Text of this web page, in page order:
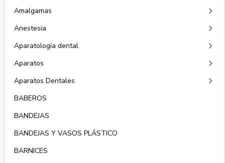
Amalgamas keyboard_arrow_right
Anestesia keyboard_arrow_right
Aparatología dental keyboard_arrow_right
Aparatos keyboard_arrow_right
Aparatos Dentales keyboard_arrow_right
BABEROS
BANDEJAS
BANDEJAS Y VASOS PLÁSTICO
BARNICES